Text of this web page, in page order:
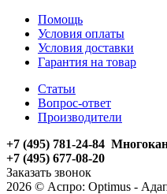
Помощь
Условия оплаты
Условия доставки
Гарантия на товар
Статьи
Вопрос-ответ
Производители
+7 (495) 781-24-84
+7 (495) 677-08-20
Заказать звонок
2026 © Аспро: Optimus -